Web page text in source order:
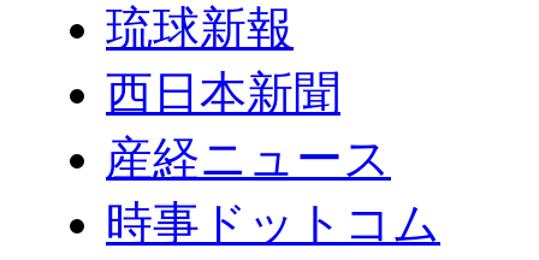
琉球新報
西日本新聞
産経ニュース
時事ドットコム